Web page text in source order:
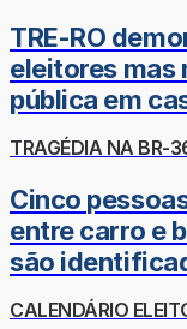
TRE-RO
eleitores mas
pública em
TRAGÉDIA NA BR-
Cinco
entre carro e
são
CALENDÁRIO